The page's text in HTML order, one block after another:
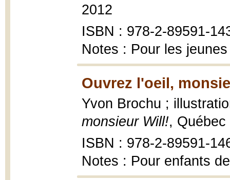
2012
ISBN : 978-2-89591-
Notes : Pour les
Ouvrez l'oeil,
Yvon Brochu ;
monsieur Will!,
ISBN : 978-2-89591-
Notes : Pour enfants